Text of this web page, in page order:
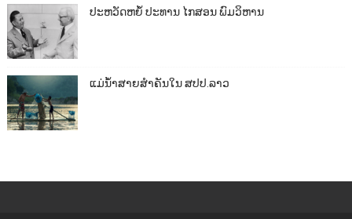
ປະຫວັດຫຍໍ້ ປະທານ ໄກສອນ ພົມວິຫານ
ແມ່ນ້ຳສາຍສຳຄັນໃນ ສປປ.ລາວ